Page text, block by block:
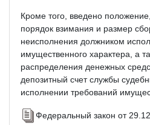
Кроме того, введено
порядок взимания и размер
неисполнения должником
имущественного характера, а
распределения денежных
депозитный счет службы
исполнении требований
Федеральный закон от